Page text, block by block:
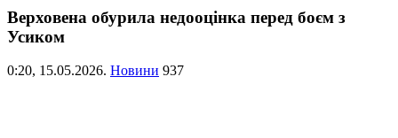
Верховена обурила недооцінка перед боєм з
Усиком
0:20, 15.05.2026. Новини 937